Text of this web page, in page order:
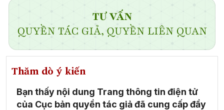
Thăm dò ý kiến
Bạn thấy nội dung Trang thông tin điện tử
của Cục bản quyền tác giả đã cung cấp đầy